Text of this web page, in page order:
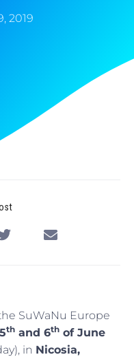
2019
SuWaNu Europe
5th and 6th of June
in Nicosia,